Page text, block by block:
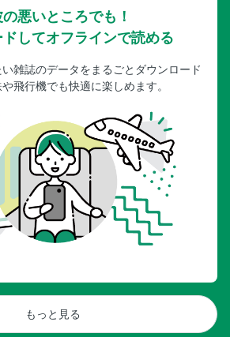
悪いところでも！
してオフラインで読める
雑誌のデータをまるごとダウンロード
飛行機でも快適に楽しめます。
もっと見る